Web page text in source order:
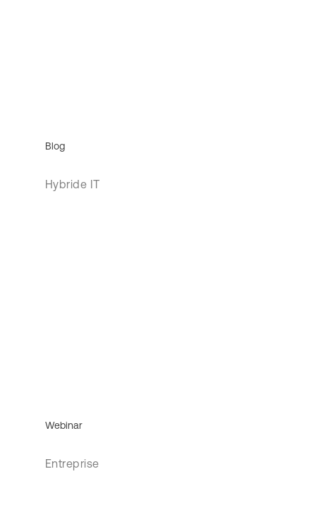
Blog
Hybride IT
Webinar
Entreprise